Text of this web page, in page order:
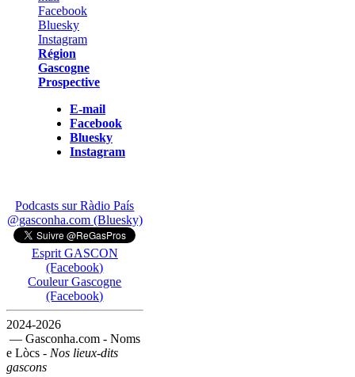
Région
Gascogne
Prospective
E-mail
Facebook
Bluesky
Instagram
Podcasts sur Ràdio País
@gasconha.com (Bluesky)
Esprit GASCON
(Facebook)
Couleur Gascogne
(Facebook)
2024-2026
— Gasconha.com - Noms
e Lòcs - Nos lieux-dits
gascons